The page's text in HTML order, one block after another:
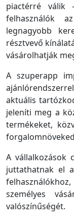
piactérré válik
felhasználók
legnagyobb
résztvevő
vásárolhatják
A szuperapp
aktuális
jeleníti meg a
termékeket,
A vállalkozások
juttathatnak el
személyes
valószínűségét.